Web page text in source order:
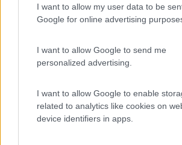
I want to allow my user data to be
Google for online advertising
I want to allow Google to send me
personalized advertising.
I want to allow Google to enable
related to analytics like cookies on
device identifiers in apps.
207
Inserito il24/11/2017 alle:08:51:48
potresti considerare anche di sostare in
Mestre... ci sono treni che partono per